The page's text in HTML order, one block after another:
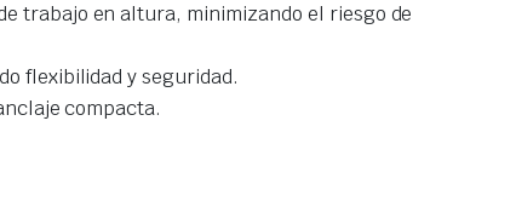
trabajo en altura, minimizando el riesgo de
flexibilidad y seguridad.
compacta.